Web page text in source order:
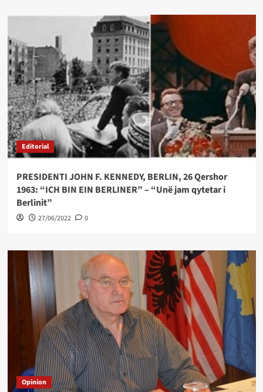
Editorial
PRESIDENTI JOHN F. KENNEDY, BERLIN, 26 Qershor
1963: “ICH BIN EIN BERLINER” – “Unë jam qytetar i
Berlinit”
27/06/2022 0
Opinion